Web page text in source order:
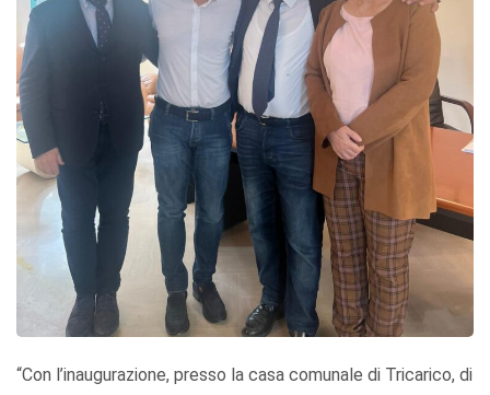
“Con l’inaugurazione, presso la casa comunale di Tricarico, di